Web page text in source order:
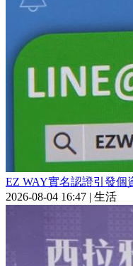
EZ WAY實名認證引發個
2026-08-04 16:47 | 生活